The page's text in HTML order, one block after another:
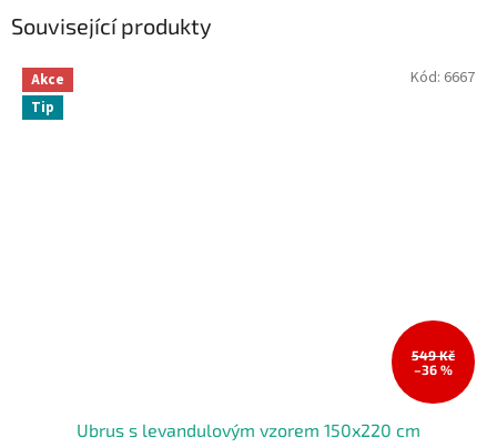
Související produkty
Akce
Tip
549 Kč
–36 %
Ubrus s levandulovým vzorem 150x220 cm
Kód: 6667